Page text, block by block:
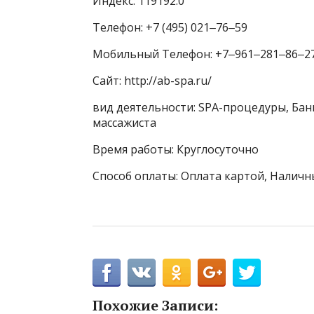
Телефон: +7 (495) 021‒76‒59
Мобильный Телефон:
Сайт: http://ab-spa.ru/
вид деятельности: SPA-процедуры,
массажиста
Время работы: Круглосуточно
Способ оплаты: Оплата картой,
Похожие Записи: